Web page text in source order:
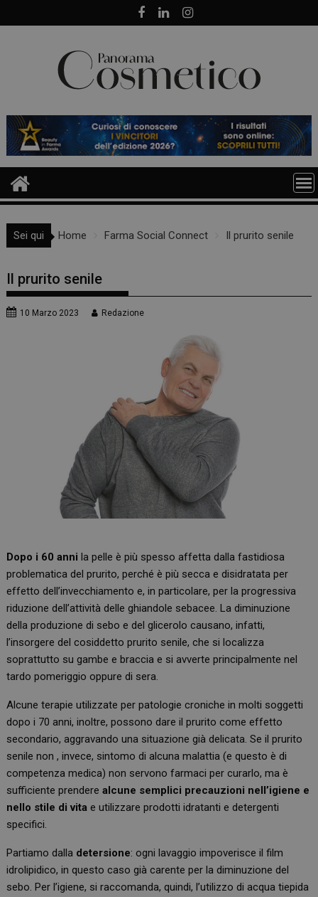
to
Sei qui Home Farma Social Connect Il prurito senile
Il prurito senile
10 Marzo 2023 Redazione
Dopo i 60 anni la pelle è più spesso affetta dalla fastidiosa
problematica del prurito, perché è più secca e disidratata per
effetto dell’invecchiamento e, in particolare, per la progressiva
riduzione dell’attività delle ghiandole sebacee. La diminuzione
della produzione di sebo e del glicerolo causano, infatti,
l’insorgere del cosiddetto prurito senile, che si localizza
soprattutto su gambe e braccia e si avverte principalmente nel
tardo pomeriggio oppure di sera.
Alcune terapie utilizzate per patologie croniche in molti soggetti
dopo i 70 anni, inoltre, possono dare il prurito come effetto
secondario, aggravando una situazione già delicata. Se il prurito
senile non , invece, sintomo di alcuna malattia (e questo è di
competenza medica) non servono farmaci per curarlo, ma è
sufficiente prenderealcune semplici precauzioni nell’igiene e
nello stile di vita e utilizzare prodotti idratanti e detergenti
specifici.
Partiamo dalla detersione: ogni lavaggio impoverisce il film
idrolipidico, in questo caso già carente per la diminuzione del
sebo. Per l’igiene, si raccomanda, quindi, l’utilizzo di acqua tiepida